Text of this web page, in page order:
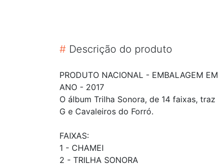
# Descrição do produto
PRODUTO NACIONAL - EMBALAGEM
ANO - 2017
O álbum Trilha Sonora, de 14 faixas,
G e Cavaleiros do Forró.
FAIXAS:
1 - CHAMEI
2 - TRILHA SONORA